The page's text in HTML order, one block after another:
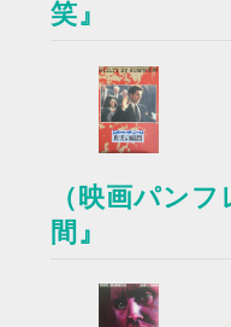
笑』
（映画パン
間』